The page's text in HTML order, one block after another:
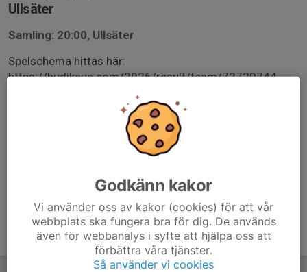
Ullsäter
Samling: 20:00, Ullsäter
Spelschema hittas här:
https://hudikcup.com/2026/result/team/72729744
Godkänn kakor
Vi använder oss av kakor (cookies) för att vår
webbplats ska fungera bra för dig. De används
även för webbanalys i syfte att hjälpa oss att
förbättra våra tjänster.
Så använder vi cookies